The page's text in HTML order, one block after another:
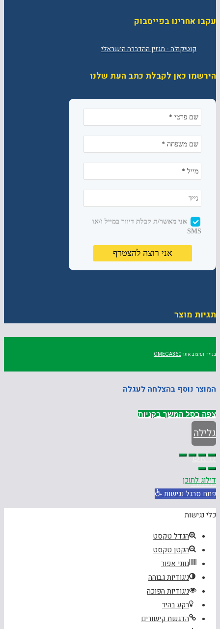
עקבו אחרינו בפייסבוק
הירשמו כאן לקבלת כתב העת שלנו
תגיות מוצר
בנייה ועיצוב אתרOMEGA360
המוצר נוסף בהצלחה לעגלה
צפה בסל המשך בקניות
גלילה
לראש
העמוד
דילוג לתוכן
פתח סרגל נגישות
כלי נגישות
הגדל טקסט
הקטן טקסט
גווני אפור
ניגודיות גבוהה
ניגודיות הפוכה
רקע בהיר
הדגשת קישורים